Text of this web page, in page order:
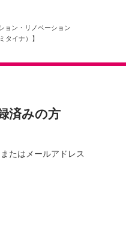
ョン・リノベーション
タイナ）】
済みの方
たはメールアドレス